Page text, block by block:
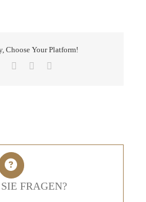
Choose Your Platform!
LinkedInPinterest
FRAGEN?